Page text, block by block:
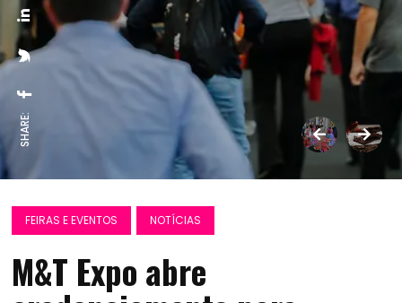
SHARE:
FEIRAS E EVENTOS NOTÍCIAS
M&T Expo abre